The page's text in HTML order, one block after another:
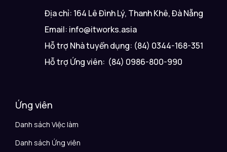
Địa chỉ: 164 Lê Đình Lý, Thanh Khê, Đà Nẵng
Email: info@itworks.asia
Hỗ trợ Nhà tuyển dụng: (84) 0344-168-351
Hỗ trợ Ứng viên: (84) 0986-800-990
Ứng viên
Danh sách Việc làm
Danh sách Ứng viên